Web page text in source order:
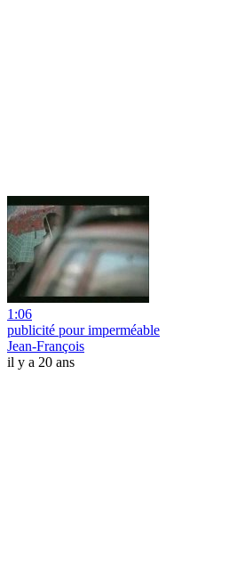
1:06
publicité pour imperméable
Jean-François
il y a 20 ans